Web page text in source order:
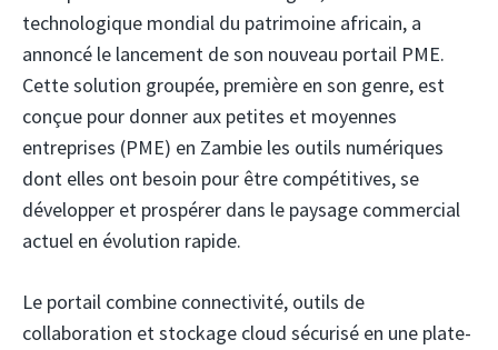
technologique mondial du patrimoine africain, a
annoncé le lancement de son nouveau portail PME.
Cette solution groupée, première en son genre, est
conçue pour donner aux petites et moyennes
entreprises (PME) en Zambie les outils numériques
dont elles ont besoin pour être compétitives, se
développer et prospérer dans le paysage commercial
actuel en évolution rapide.
Le portail combine connectivité, outils de
collaboration et stockage cloud sécurisé en une plate-